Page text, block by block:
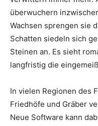
überwuchern
Wachsen sprengen sie
Schatten siedeln sich
Steinen an. Es sieht
langfristig die
In vielen Regionen des
Friedhöfe und Gräber
Neue Software kann